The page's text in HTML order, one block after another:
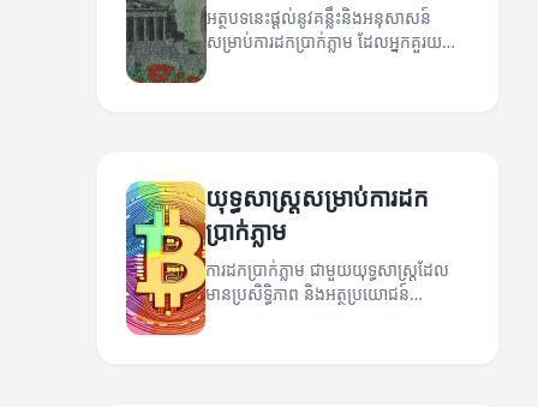
អត្ថបទនេះផ្តល់នូវគន្លឹះនិងអនុសាសន៍
សម្រាប់ការដកប្រាក់ភ្លាម ដែលអ្នកគួរយល់
ដឹង។
យុទ្ធសាស្រ្តសម្រាប់ការដក
ប្រាក់ភ្លាម
ការដកប្រាក់ភ្លាម ជាមួយយុទ្ធសាស្រ្តដែល
មានប្រសិទ្ធិភាព និងអត្ថប្រយោជន៍